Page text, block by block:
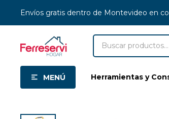
MENÚ Herramientas y
Envíos gratis dentro de Montevideo en